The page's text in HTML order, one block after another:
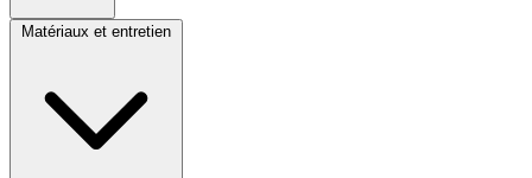
Matériaux et entretien